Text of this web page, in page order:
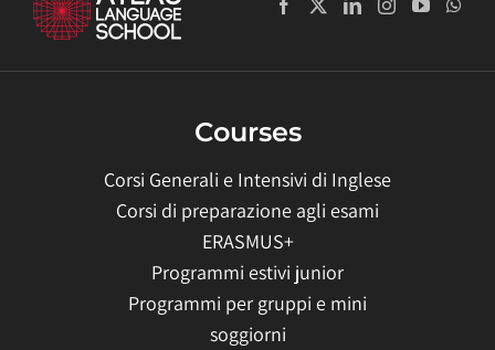
Courses
Corsi Generali e Intensivi di Inglese
Corsi di preparazione agli esami
ERASMUS+
Programmi estivi junior
Programmi per gruppi e mini
soggiorni